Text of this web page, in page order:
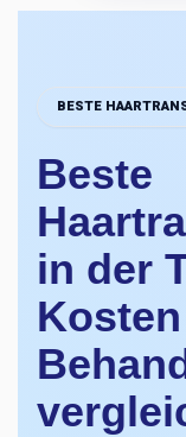
BESTE
Beste
in der